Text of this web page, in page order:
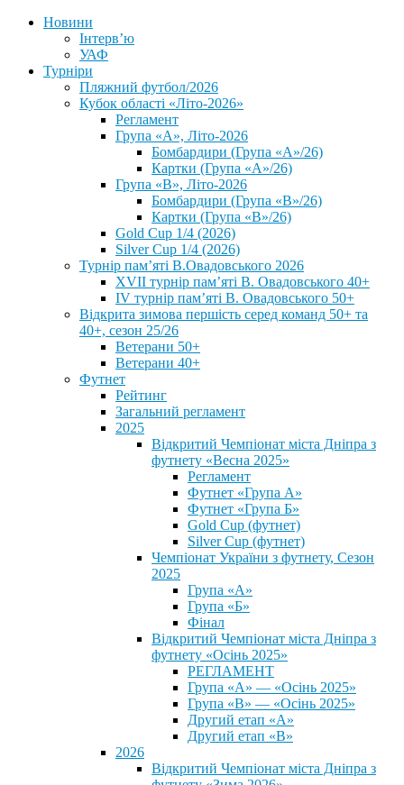
Новини
Інтерв’ю
УАФ
Турніри
Пляжний футбол/2026
Кубок області «Літо-2026»
Регламент
Група «А», Літо-2026
Бомбардири (Група «А»/26)
Картки (Група «А»/26)
Група «В», Літо-2026
Бомбардири (Група «В»/26)
Картки (Група «В»/26)
Gold Cup 1/4 (2026)
Silver Cup 1/4 (2026)
Турнір пам’яті В.Овадовського 2026
XVII турнір пам’яті В. Овадовського 40+
IV турнір пам’яті В. Овадовського 50+
Відкрита зимова першість серед команд 50+ та
40+, сезон 25/26
Ветерани 50+
Ветерани 40+
Футнет
Рейтинг
Загальний регламент
2025
Відкритий Чемпіонат міста Дніпра з
футнету «Весна 2025»
Регламент
Футнет «Група А»
Футнет «Група Б»
Gold Cup (футнет)
Silver Cup (футнет)
Чемпіонат України з футнету, Сезон
2025
Група «А»
Група «Б»
Фінал
Відкритий Чемпіонат міста Дніпра з
футнету «Осінь 2025»
РЕГЛАМЕНТ
Група «А» — «Осінь 2025»
Група «В» — «Осінь 2025»
Другий етап «А»
Другий етап «В»
2026
Відкритий Чемпіонат міста Дніпра з